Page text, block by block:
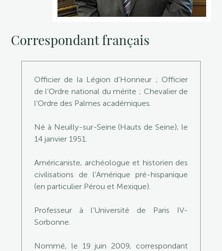
Correspondant français
Officier de la Légion d’Honneur ; Officier
de l’Ordre national du mérite ; Chevalier de
l’Ordre des Palmes académiques.
Né à Neuilly-sur-Seine (Hauts de Seine), le
14 janvier 1951.
Américaniste, archéologue et historien des
civilisations de l’Amérique pré-hispanique
(en particulier Pérou et Mexique).
Professeur à l’Université de Paris IV-
Sorbonne.
Nommé, le 19 juin 2009, correspondant